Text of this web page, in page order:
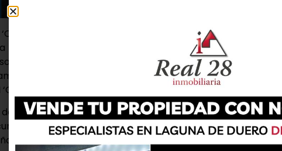
continúa ofreciendo talleres gratuitos dirigidos a
de Duero con bebés de cero a tres años. Este mes de
‘Control de Esfínteres’, y estará impartido por el
Dicho taller tendrá lugar el martes 28 de febrero y se
de 16:30 a 18:30 horas.
nuestros hijos e hijas, a menudo, es una preocupación que
de la Escuela Infantil, cuando creemos que ha llegado el
Pero este es un proceso que comienza mucho antes de